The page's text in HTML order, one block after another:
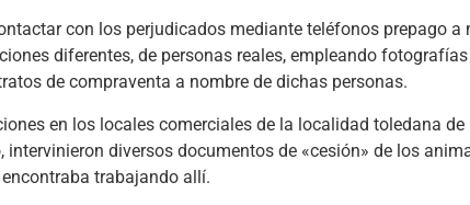
con los perjudicados mediante teléfonos prepago a
diferentes, de personas reales, empleando
de compraventa a nombre de dichas personas.
en los locales comerciales de la localidad toledana de
diversos documentos de «cesión» de los
trabajando allí.